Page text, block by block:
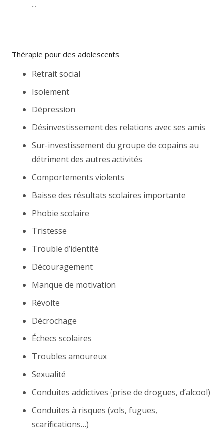
...
Thérapie pour des adolescents
Retrait social
Isolement
Dépression
Désinvestissement des relations avec ses amis
Sur-investissement du groupe de copains au
détriment des autres activités
Comportements violents
Baisse des résultats scolaires importante
Phobie scolaire
Tristesse
Trouble d’identité
Découragement
Manque de motivation
Révolte
Décrochage
Échecs scolaires
Troubles amoureux
Sexualité
Conduites addictives (prise de drogues, d’alcool)
Conduites à risques (vols, fugues,
scarifications…)